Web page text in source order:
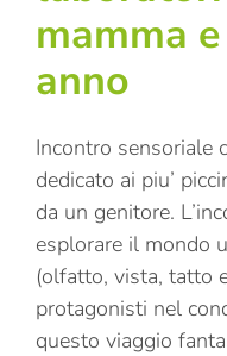
mamma
anno
Incontro sensoriale
dedicato ai piu’
da un genitore.
esplorare il mondo
(olfatto, vista, tatto
protagonisti nel
questo viaggio